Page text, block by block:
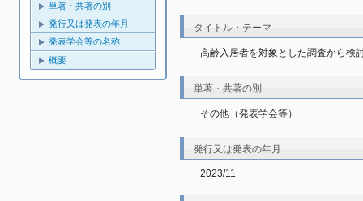
単著・共著の別
発行又は発表の年月
発表学会等の名称
概要
タイトル・テーマ
高齢入居者を対象とした調査から検
単著・共著の別
その他（発表学会等）
発行又は発表の年月
2023/11